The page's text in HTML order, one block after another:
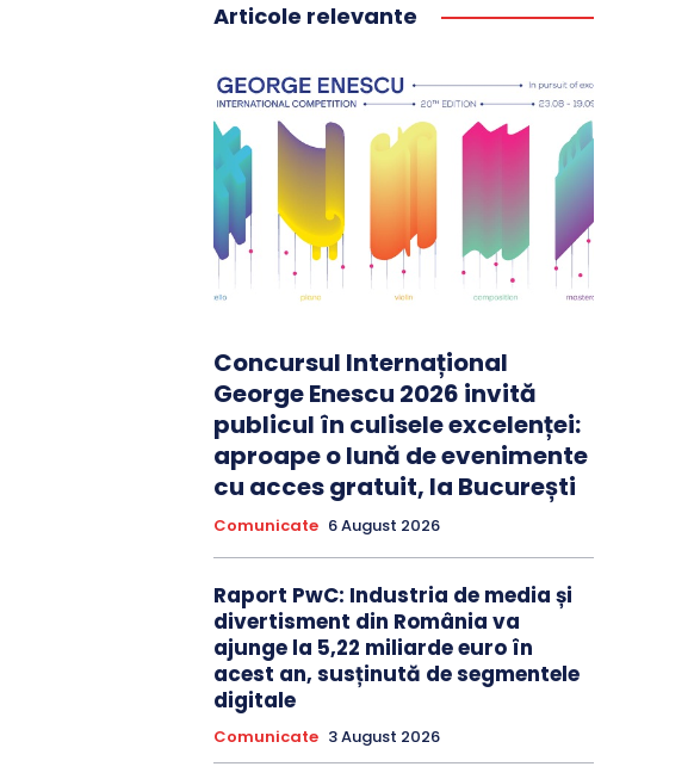
Articole relevante
Concursul Internațional
George Enescu 2026 invită
publicul în culisele excelenței:
aproape o lună de evenimente
cu acces gratuit, la București
Comunicate 6 August 2026
Raport PwC: Industria de media și
divertisment din România va
ajunge la 5,22 miliarde euro în
acest an, susținută de segmentele
digitale
Comunicate 3 August 2026